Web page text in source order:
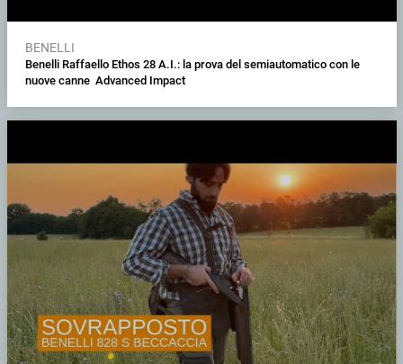
BENELLI
Benelli Raffaello Ethos 28 A.I.: la prova del semiautomatico con le
nuove canne Advanced Impact